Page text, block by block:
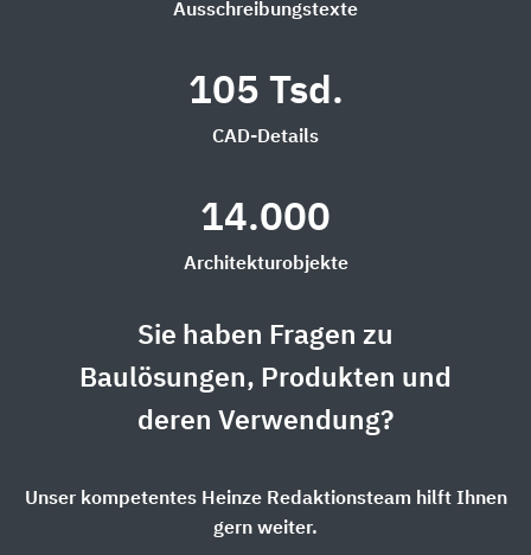
Ausschreibungstexte
105 Tsd.
CAD-Details
14.000
Architekturobjekte
Sie haben Fragen zu
Baulösungen, Produkten und
deren Verwendung?
Unser kompetentes Heinze Redaktionsteam hilft Ihnen
gern weiter.